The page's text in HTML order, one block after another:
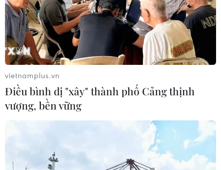
Coi COVID-19 là "bệnh đặc
hữu" vào thời điểm thích hợp
Dịch COVID-19 tại Việt Nam vẫn đang trong giai đoạn
chuyển tiếp từ đại dịch sang "bệnh đặc hữu", vì thế cần
tiếp tục theo dõi để xem xét coi COVID-19 là "bệnh đặc
hữu" vào thời điểm thích hợp.
vietnamplus.vn
Điều bình dị "xây" thành phố Cảng thịnh
vượng, bền vững